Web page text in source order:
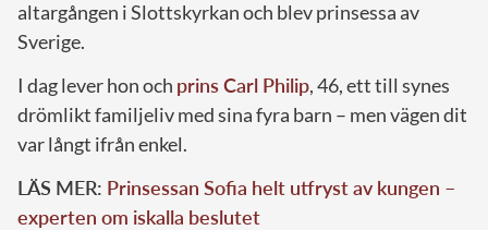
altargången i Slottskyrkan och blev prinsessa av
Sverige.
I dag lever hon och prins Carl Philip, 46, ett till synes
drömlikt familjeliv med sina fyra barn – men vägen dit
var långt ifrån enkel.
LÄS MER: Prinsessan Sofia helt utfryst av kungen –
experten om iskalla beslutet